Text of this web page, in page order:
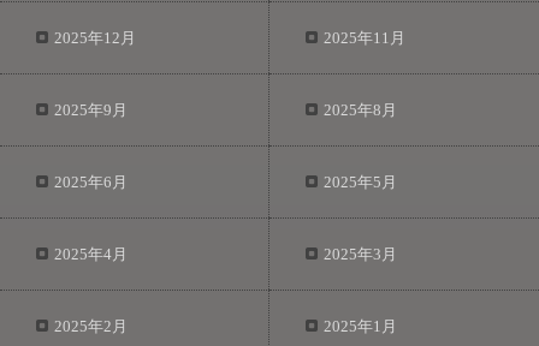
2025年12月 2025年11月
2025年9月 2025年8月
2025年6月 2025年5月
2025年4月 2025年3月
2025年2月 2025年1月